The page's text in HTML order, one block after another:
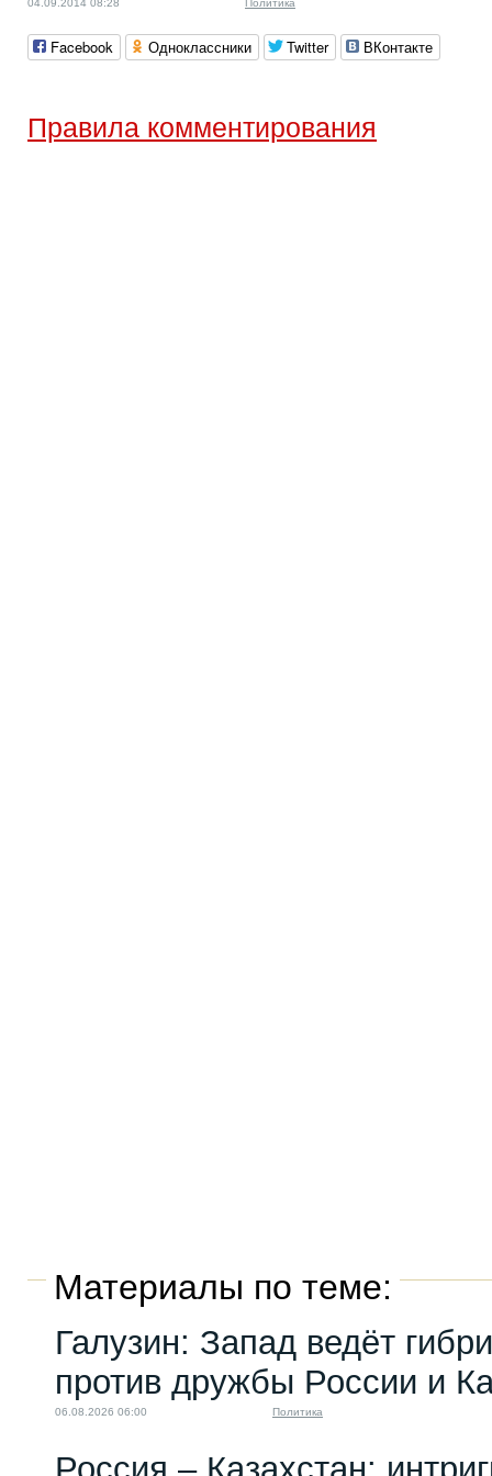
04.09.2014 08:28 Политика
Facebook Одноклассники Twitter ВКонтакте
Правила комментирования
Материалы по теме:
Галузин: Запад ведёт
против дружбы России и
06.08.2026 06:00 Политика